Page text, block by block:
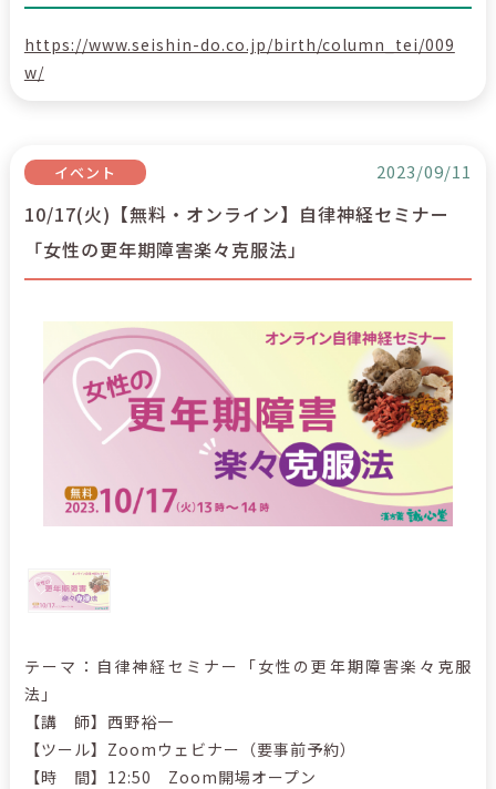
https://www.seishin-do.co.jp/birth/column_tei/009
w/
イベント 2023/09/11
10/17(火)【無料・オンライン】自律神経セミナー
「女性の更年期障害楽々克服法」
テーマ：自律神経セミナー「女性の更年期障害楽々克服
法」
【講 師】西野裕一
【ツール】Zoomウェビナー（要事前予約）
【時 間】12:50 Zoom開場オープン